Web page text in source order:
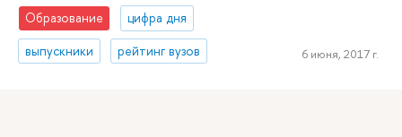
Образование
цифра дня
выпускники
рейтинг вузов 6 июня, 2017 г.